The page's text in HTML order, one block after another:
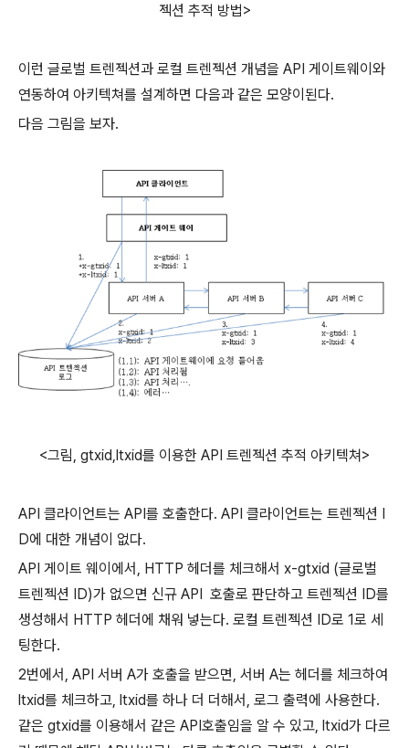
젝션 추적 방법>
이런 글로벌 트렌젝션과 로컬 트렌젝션 개념을 API 게이트웨이와
연동하여 아키텍쳐를 설계하면 다음과 같은 모양이된다.
다음 그림을 보자.
<그림, gtxid,ltxid를 이용한 API 트렌젝션 추적 아키텍쳐>
API 클라이언트는 API를 호출한다. API 클라이언트는 트렌젝션 I
D에 대한 개념이 없다.
API 게이트 웨이에서, HTTP 헤더를 체크해서 x-gtxid (글로벌
트렌젝션 ID)가 없으면 신규 API 호출로 판단하고 트렌젝션 ID를
생성해서 HTTP 헤더에 채워 넣는다. 로컬 트렌젝션 ID로 1로 세
팅한다.
2번에서, API 서버 A가 호출을 받으면, 서버 A는 헤더를 체크하여
ltxid를 체크하고, ltxid를 하나 더 더해서, 로그 출력에 사용한다.
같은 gtxid를 이용해서 같은 API호출임을 알 수 있고, ltxid가 다르